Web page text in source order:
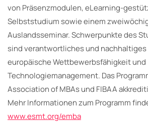
von Präsenzmodulen, eLearning-
Selbststudium sowie einem
Auslandsseminar. Schwerpunkte des
sind verantwortliches und nachhaltiges
europäische Wettbewerbsfähigkeit und
Technologiemanagement. Das
Association of MBAs und FIBAA
Mehr Informationen zum Programm
www.esmt.org/emba